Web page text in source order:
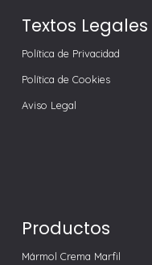
Textos Legales
Política de Privacidad
Política de Cookies
Aviso Legal
Productos
Mármol Crema Marfil